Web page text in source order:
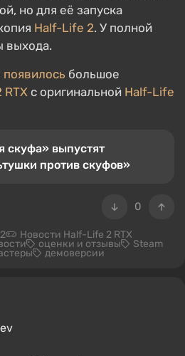
но для её запуска
Half-Life 2. У полной
выхода.
появилось большое
RTX с оригинальной Half-Life
скуфа» выпустят
против скуфов»
0
Новости Half-Life 2 RTX
оценки и отзывы Steam
демоверсии